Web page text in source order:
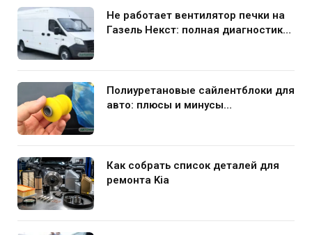
Не работает вентилятор печки на
Газель Некст: полная диагностика
Полиуретановые сайлентблоки для
авто: плюсы и минусы
Как собрать список деталей для
ремонта Kia